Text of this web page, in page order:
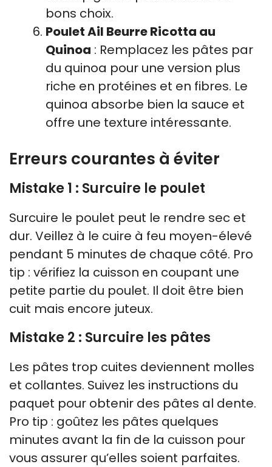
bons choix.
Poulet Ail Beurre Ricotta au
Quinoa : Remplacez les pâtes par
du quinoa pour une version plus
riche en protéines et en fibres. Le
quinoa absorbe bien la sauce et
offre une texture intéressante.
Erreurs courantes à éviter
Mistake 1 : Surcuire le poulet
Surcuire le poulet peut le rendre sec et
dur. Veillez à le cuire à feu moyen-élevé
pendant 5 minutes de chaque côté. Pro
tip : vérifiez la cuisson en coupant une
petite partie du poulet. Il doit être bien
cuit mais encore juteux.
Mistake 2 : Surcuire les pâtes
Les pâtes trop cuites deviennent molles
et collantes. Suivez les instructions du
paquet pour obtenir des pâtes al dente.
Pro tip : goûtez les pâtes quelques
minutes avant la fin de la cuisson pour
vous assurer qu’elles soient parfaites.